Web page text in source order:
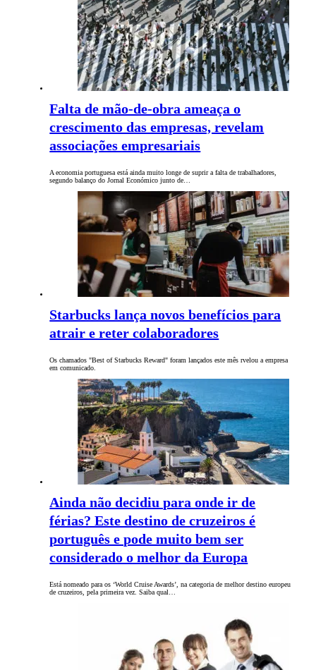
Falta de mão-de-obra ameaça o
crescimento das empresas, revelam
associações empresariais
A economia portuguesa está ainda muito longe de suprir a falta de trabalhadores,
segundo balanço do Jornal Económico junto de…
Starbucks lança novos benefícios para
atrair e reter colaboradores
Os chamados "Best of Starbucks Reward" foram lançados este mês rvelou a empresa
em comunicado.
Ainda não decidiu para onde ir de
férias? Este destino de cruzeiros é
português e pode muito bem ser
considerado o melhor da Europa
Está nomeado para os ‘World Cruise Awards’, na categoria de melhor destino europeu
de cruzeiros, pela primeira vez. Saiba qual…